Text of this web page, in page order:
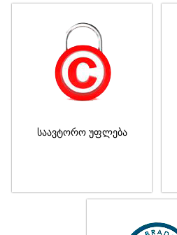
საავტორო უფლება